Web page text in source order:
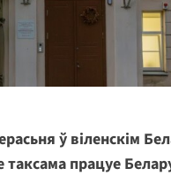
ў віленскім
працуе